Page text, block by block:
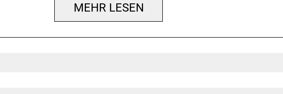
Big Pack Creme Reflex
MEHR LESEN